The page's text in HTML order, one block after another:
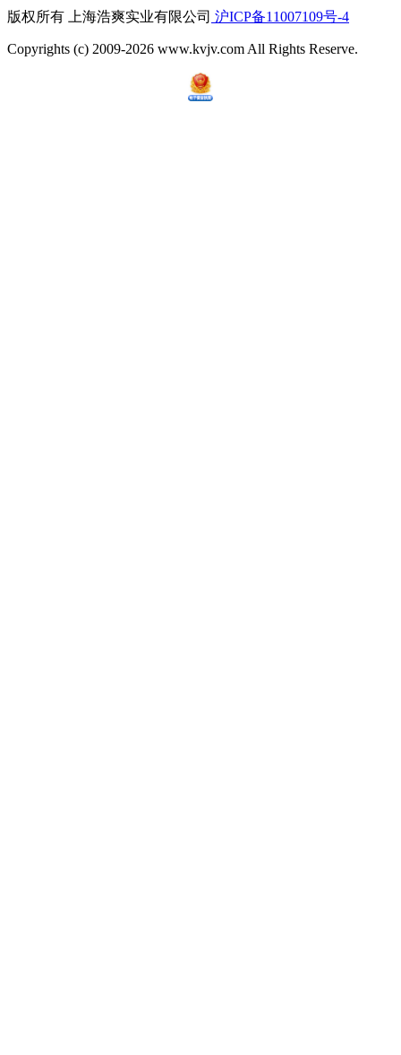
版权所有 上海浩爽实业有限公司 沪ICP备11007109号-4
Copyrights (c) 2009-2026 www.kvjv.com All Rights Reserve.